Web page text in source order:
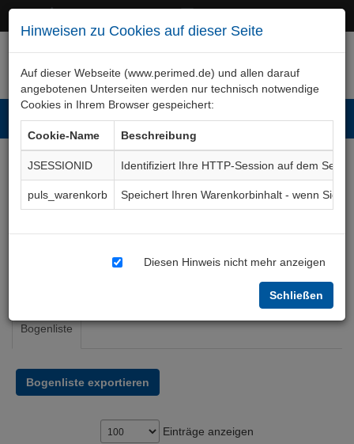
Hinweisen zu Cookies auf dieser Seite
Auf dieser Webseite (www.perimed.de) und allen darauf
angebotenen Unterseiten werden nur technisch notwendige
Cookies in Ihrem Browser gespeichert:
Cookie-Name
Beschreibung
JSESSIONID
Identifiziert Ihre HTTP-Session auf dem Server
puls_warenkorb
Speichert Ihren Warenkorbinhalt - wenn Sie
Diesen Hinweis nicht mehr anzeigen
Schließen
Orthopädie konservativ
Bogenliste
Bogenliste exportieren
Einträge anzeigen